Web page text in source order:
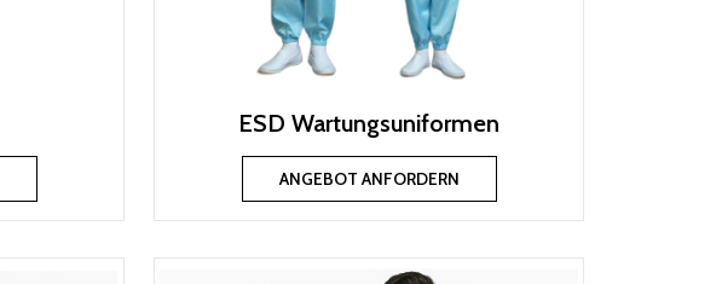
ESD Wartungsuniformen
ANGEBOT ANFORDERN